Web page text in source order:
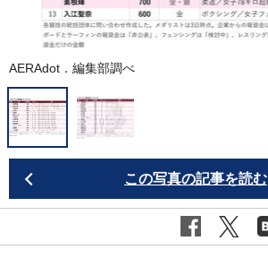
AERAdot．編集部調べ
この写真の記事を読む